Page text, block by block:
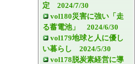
定 2024/7/30
vol180災害に強い「走
る蓄電池」 2024/6/30
vol179地球と人に優し
い暮らし 2024/5/30
vol178脱炭素経営に導